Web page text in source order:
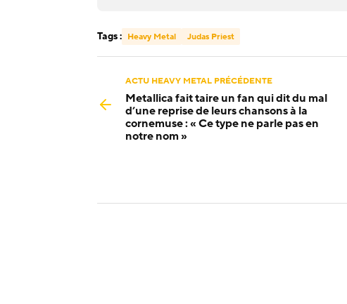
Tags : Heavy Metal Judas Priest
ACTU HEAVY METAL PRÉCÉDENTE
Metallica fait taire un fan qui dit du mal
d’une reprise de leurs chansons à la
cornemuse : « Ce type ne parle pas en
notre nom »